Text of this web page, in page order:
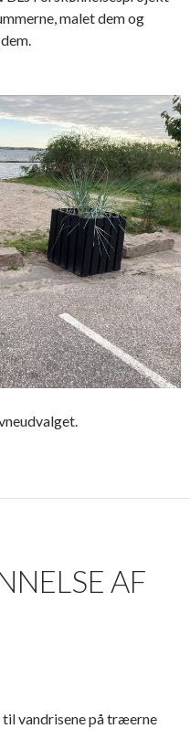
malet dem og
AF
vandrisene på træerne